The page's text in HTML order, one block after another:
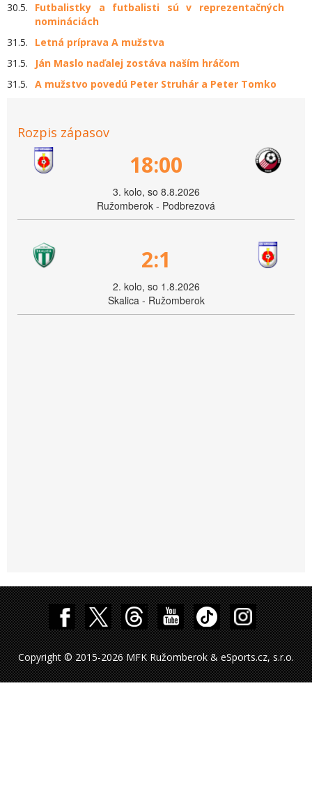
30.5.
Futbalistky a futbalisti sú v reprezentačných
nomináciách
31.5.
Letná príprava A mužstva
31.5.
Ján Maslo naďalej zostáva naším hráčom
31.5. A mužstvo povedú Peter Struhár a Peter Tomko
Rozpis zápasov
18:00
3. kolo, so 8.8.2026
Ružomberok - Podbrezová
2:1
2. kolo, so 1.8.2026
Skalica - Ružomberok
Copyright © 2015-2026 MFK Ružomberok & eSports.cz, s.r.o.